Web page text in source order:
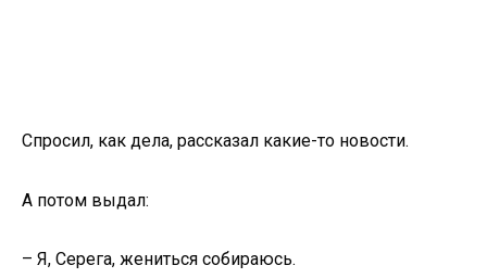
Спросил, как дела, рассказал какие-то новости.
А потом выдал:
– Я, Серега, жениться собираюсь.